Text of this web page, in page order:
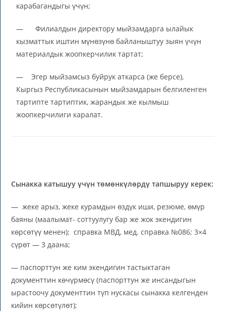
карабагандыгы үчүн;
— Филиалдын директору мыйзамдарга ылайык
кызматтык иштин мүнөзүнө байланыштуу зыян үчүн
материалдык жоопкерчилик тартат;
— Эгер мыйзамсыз буйрук аткарса (же берсе),
Кыргыз Республикасынын мыйзамдарын белгиленген
тартипте тартиптик, жарандык же кылмыш
жоопкерчилиги каралат.
Сынакка катышуу үчүн төмөнкүлөрдү тапшыруу керек:
— жеке арыз, жеке курамдын өздүк иши, резюме, өмүр
баяны (маалымат- соттуулугу бар же жок экендигин
көрсөтүү менен); справка МВД, мед. справка №086; 3×4
сүрөт — 3 даана;
— паспорттун же ким экендигин тастыктаган
документтин көчүрмөсү (паспорттун же инсандыгын
ырастоочу документтин түп нускасы сынакка келгенден
кийин көрсөтүлөт);